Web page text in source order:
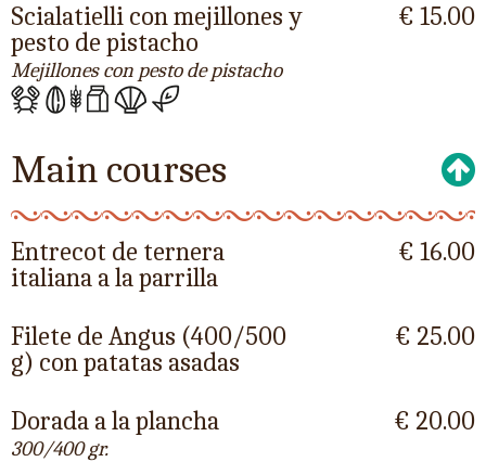
Scialatielli con mejillones y
pesto de pistacho
Mejillones con pesto de pistacho
€ 15.00
Main courses
Entrecot de ternera
italiana a la parrilla
€ 16.00
Filete de Angus (400/500
g) con patatas asadas
€ 25.00
Dorada a la plancha
300/400 gr.
€ 20.00